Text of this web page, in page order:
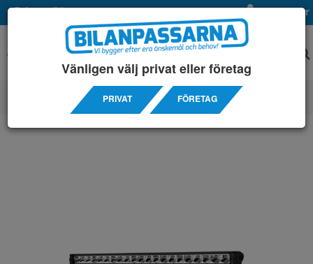
Privat Företag Mina sidor
ELPRODUKTER / EXTRALJUS LEDRAMPER/ 30 - 39" (762 - 991MM)
Vänligen välj privat eller företag
PRIVAT FÖRETAG